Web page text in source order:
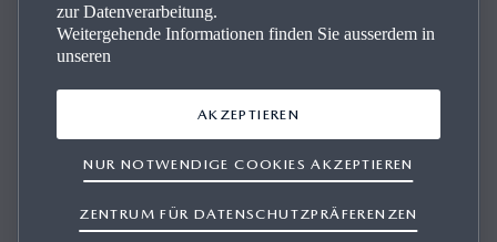
Suchen Sie einen Mazda? Finden Sie ganz einfach Ihr
Traummodell und profitieren Sie von zertifizierter Qualität
und erstklassigem Service. Ihr Wunschfahrzeug ist nur ein
zur Datenverarbeitung.
Weitergehende Informationen finden Sie ausserdem in
unseren
ZENTRUM FÜR DATENSCHUTZPRÄFERENZEN
NUR NOTWENDIGE COOKIES AKZEPTIEREN
AKZEPTIEREN